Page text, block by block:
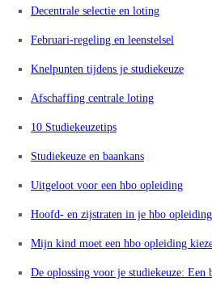
Decentrale selectie en loting
Februari-regeling en leenstelsel
Knelpunten tijdens je studiekeuze
Afschaffing centrale loting
10 Studiekeuzetips
Studiekeuze en baankans
Uitgeloot voor een hbo opleiding
Hoofd- en zijstraten in je hbo opleiding
Mijn kind moet een hbo opleiding
De oplossing voor je studiekeuze: Een